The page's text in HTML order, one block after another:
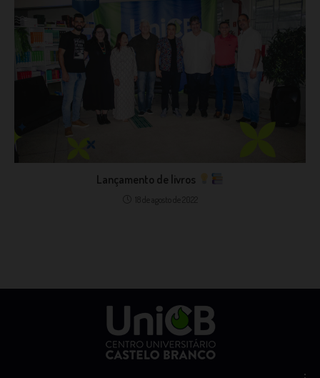
Lançamento de livros
18 de agosto de 2022